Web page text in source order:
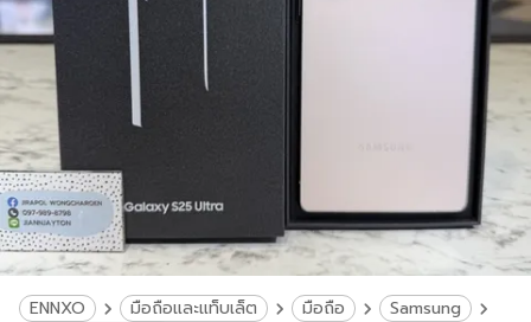
ENNXO มือถือและแท็บเล็ต มือถือ
Samsung